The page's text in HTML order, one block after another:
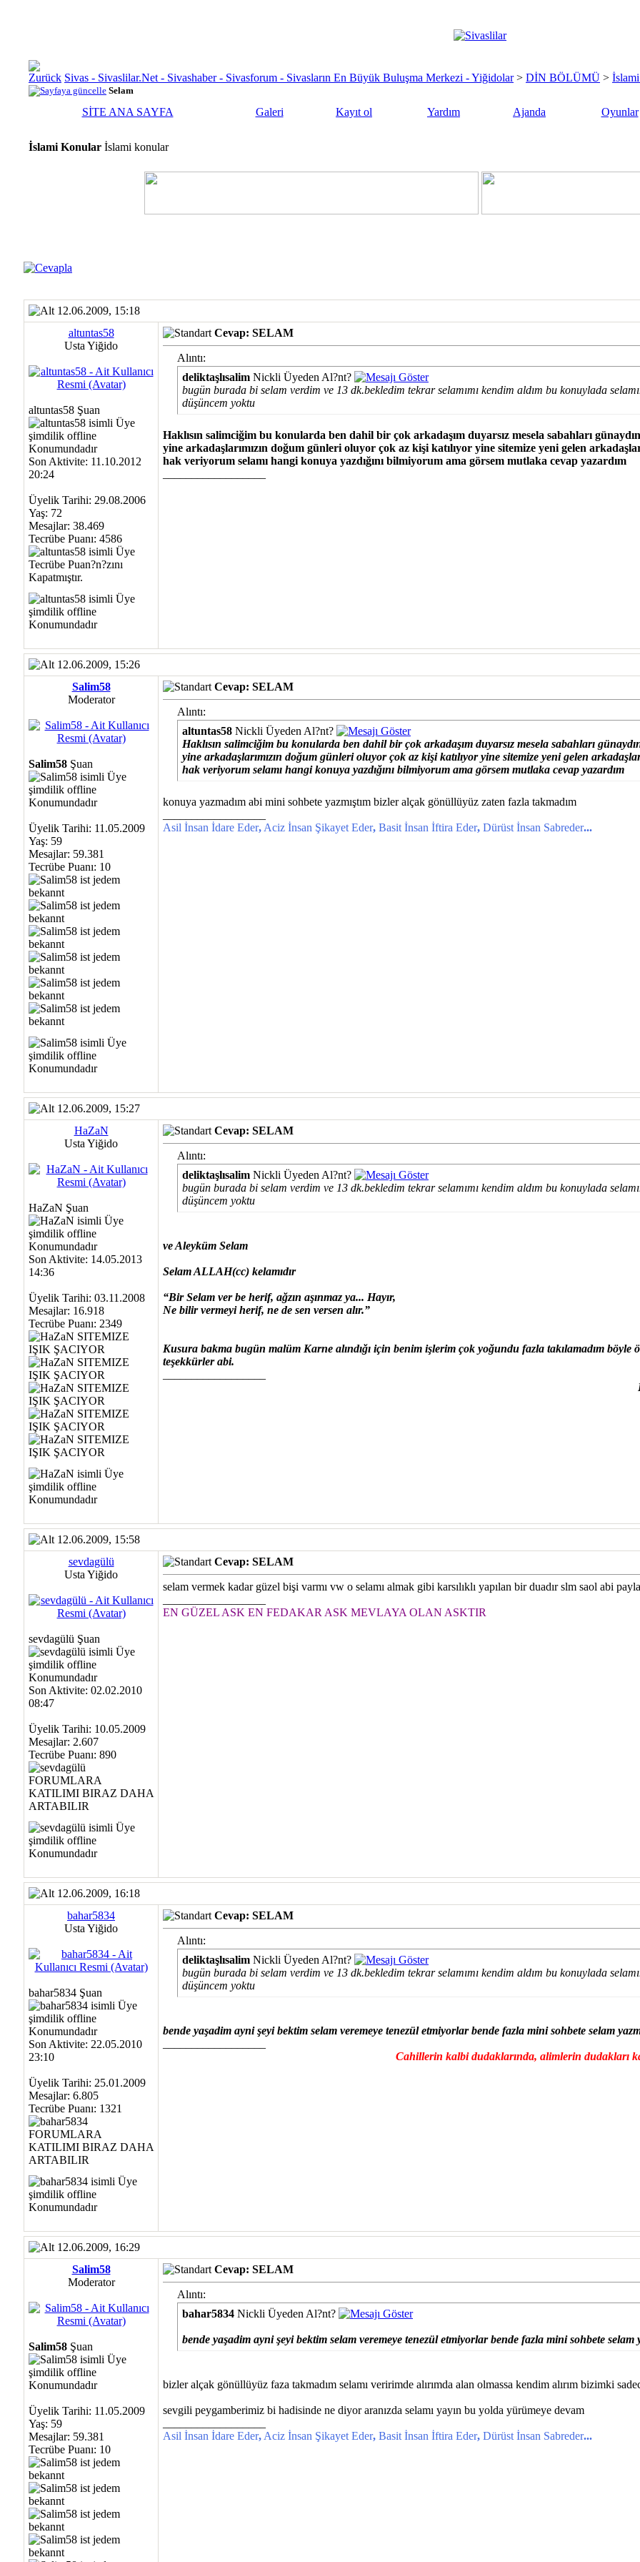
Sivas - Sivaslilar.Net - Sivashaber - Sivasforum - Sivasların En Büyük Buluşma Merkezi - Yiğidolar > DİN BÖLÜMÜ >
Selam
SİTE ANA SAYFA Galeri Kayıt ol Yardım Ajanda Oyunlar
İslami Konular İslami konular
12.06.2009, 15:18
altuntas58
Usta Yiğido
altuntas58 Şuan
Son Aktivite: 11.10.2012
20:24
Üyelik Tarihi: 29.08.2006
Yaş: 72
Mesajlar: 38.469
Tecrübe Puanı: 4586
Cevap: SELAM
Alıntı:
deliktaşlısalim Nickli Üyeden Al?nt?
bugün burada bi selam verdim ve 13 dk.bekledim tekrar selamımı kendim aldım bu konuylada
düşüncem yoktu
Haklısın salimciğim bu konularda ben dahil bir çok arkadaşım duyarsız mesela sabahları
yine arkadaşlarımızın doğum günleri oluyor çok az kişi katılıyor yine sitemize yeni gelen
hak veriyorum selamı hangi konuya yazdığını bilmiyorum ama görsem mutlaka cevap yazardım
12.06.2009, 15:26
Salim58
Moderator
Salim58 Şuan
Üyelik Tarihi: 11.05.2009
Yaş: 59
Mesajlar: 59.381
Tecrübe Puanı: 10
Cevap: SELAM
Alıntı:
altuntas58 Nickli Üyeden Al?nt?
Haklısın salimciğim bu konularda ben dahil bir çok arkadaşım duyarsız mesela sabahları
yine arkadaşlarımızın doğum günleri oluyor çok az kişi katılıyor yine sitemize yeni gelen
hak veriyorum selamı hangi konuya yazdığını bilmiyorum ama görsem mutlaka cevap yazardım
konuya yazmadım abi mini sohbete yazmıştım bizler alçak gönüllüyüz zaten fazla takmadım
Asil İnsan İdare Eder, Aciz İnsan Şikayet Eder, Basit İnsan İftira Eder, Dürüst İnsan Sabreder...
12.06.2009, 15:27
HaZaN
Usta Yiğido
HaZaN Şuan
Son Aktivite: 14.05.2013
14:36
Üyelik Tarihi: 03.11.2008
Mesajlar: 16.918
Tecrübe Puanı: 2349
Cevap: SELAM
Alıntı:
deliktaşlısalim Nickli Üyeden Al?nt?
bugün burada bi selam verdim ve 13 dk.bekledim tekrar selamımı kendim aldım bu konuylada
düşüncem yoktu
ve Aleyküm Selam
Selam ALLAH(cc) kelamıdır
“Bir Selam ver be herif, ağzın aşınmaz ya... Hayır,
Ne bilir vermeyi herif, ne de sen versen alır.”
Kusura bakma bugün malüm Karne alındığı için benim işlerim çok yoğundu fazla takılamadım
teşekkürler abi.
12.06.2009, 15:58
sevdagülü
Usta Yiğido
sevdagülü Şuan
Son Aktivite: 02.02.2010
08:47
Üyelik Tarihi: 10.05.2009
Mesajlar: 2.607
Tecrübe Puanı: 890
Cevap: SELAM
selam vermek kadar güzel bişi varmı vw o selamı almak gibi karsılıklı yapılan bir duadır slm saol abi
EN GÜZEL ASK EN FEDAKAR ASK MEVLAYA OLAN ASKTIR
12.06.2009, 16:18
bahar5834
Usta Yiğido
bahar5834 Şuan
Son Aktivite: 22.05.2010
23:10
Üyelik Tarihi: 25.01.2009
Mesajlar: 6.805
Tecrübe Puanı: 1321
Cevap: SELAM
Alıntı:
deliktaşlısalim Nickli Üyeden Al?nt?
bugün burada bi selam verdim ve 13 dk.bekledim tekrar selamımı kendim aldım bu konuylada
düşüncem yoktu
bende yaşadim ayni şeyi bektim selam veremeye tenezül etmiyorlar bende fazla mini sohbete selam
Cahillerin kalbi dudaklarında, alimlerin dudakları
12.06.2009, 16:29
Salim58
Moderator
Salim58 Şuan
Üyelik Tarihi: 11.05.2009
Yaş: 59
Mesajlar: 59.381
Tecrübe Puanı: 10
Cevap: SELAM
Alıntı:
bahar5834 Nickli Üyeden Al?nt?
bende yaşadim ayni şeyi bektim selam veremeye tenezül etmiyorlar bende fazla mini sohbete
bizler alçak gönüllüyüz faza takmadım selamı veririmde alırımda alan olmassa kendim alırım bizimki
sevgili peygamberimiz bi hadisinde ne diyor aranızda selamı yayın bu yolda yürümeye devam
Asil İnsan İdare Eder, Aciz İnsan Şikayet Eder, Basit İnsan İftira Eder, Dürüst İnsan Sabreder...